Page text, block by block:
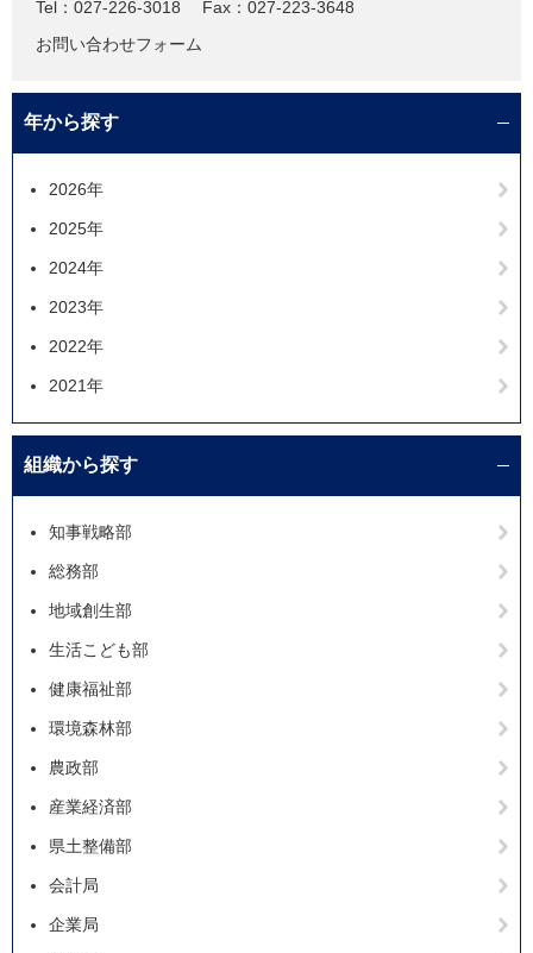
Tel：027-226-3018
Fax：027-223-3648
お問い合わせフォーム
年から探す
2026年
2025年
2024年
2023年
2022年
2021年
組織から探す
知事戦略部
総務部
地域創生部
生活こども部
健康福祉部
環境森林部
農政部
産業経済部
県土整備部
会計局
企業局